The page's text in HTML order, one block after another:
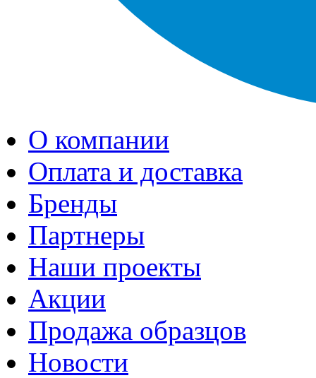
О компании
Оплата и доставка
Бренды
Партнеры
Наши проекты
Акции
Продажа образцов
Новости